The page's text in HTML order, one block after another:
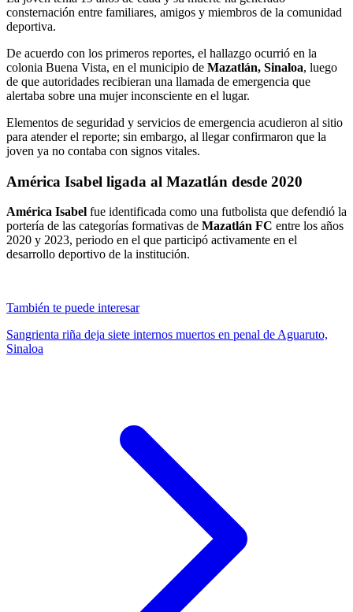
consternación entre familiares, amigos y miembros de la comunidad
deportiva.
De acuerdo con los primeros reportes, el hallazgo ocurrió en la
colonia Buena Vista, en el municipio de Mazatlán, Sinaloa, luego
de que autoridades recibieran una llamada de emergencia que
alertaba sobre una mujer inconsciente en el lugar.
Elementos de seguridad y servicios de emergencia acudieron al sitio
para atender el reporte; sin embargo, al llegar confirmaron que la
joven ya no contaba con signos vitales.
América Isabel ligada al Mazatlán desde 2020
América Isabel fue identificada como una futbolista que defendió la
portería de las categorías formativas de Mazatlán FC entre los años
2020 y 2023, periodo en el que participó activamente en el
desarrollo deportivo de la institución.
También te puede interesar
Sangrienta riña deja siete internos muertos en penal de Aguaruto,
Sinaloa